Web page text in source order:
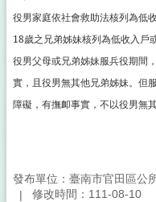
種
新
型
冠
病
行
役男家庭依社會救助法核列為低
18歲之兄弟姊妹核列為低收入戶
役男父母或兄弟姊妹服兵役期間
實，且役男無其他兄弟姊妹。但
障礙，有撫卹事實，不以役男無
發布單位：臺南市官田區公
修改時間：111-08-10